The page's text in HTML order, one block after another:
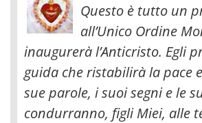
Questo è tutto un
all’Unico Ordine
inaugurerà l’Anticristo. Egli
guida che ristabilirà la pace
sue parole, i suoi segni e le
condurranno, figli Miei, alle